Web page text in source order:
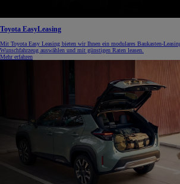
Toyota EasyLeasing
Mit Toyota Easy Leasing bieten wir Ihnen ein modulares Baukasten-
Wunschfahrzeug auswählen und mit günstigen Raten leasen.
Mehr erfahren